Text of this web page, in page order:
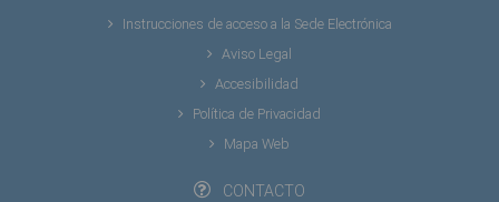
Instrucciones de acceso a la Sede Electrónica
Aviso Legal
Accesibilidad
Política de Privacidad
Mapa Web
CONTACTO